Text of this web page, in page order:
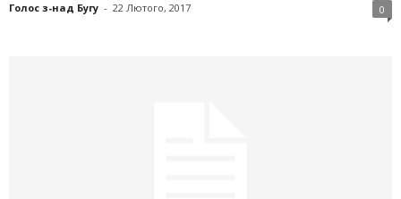
Голос з-над Бугу - 22 Лютого, 2017 0